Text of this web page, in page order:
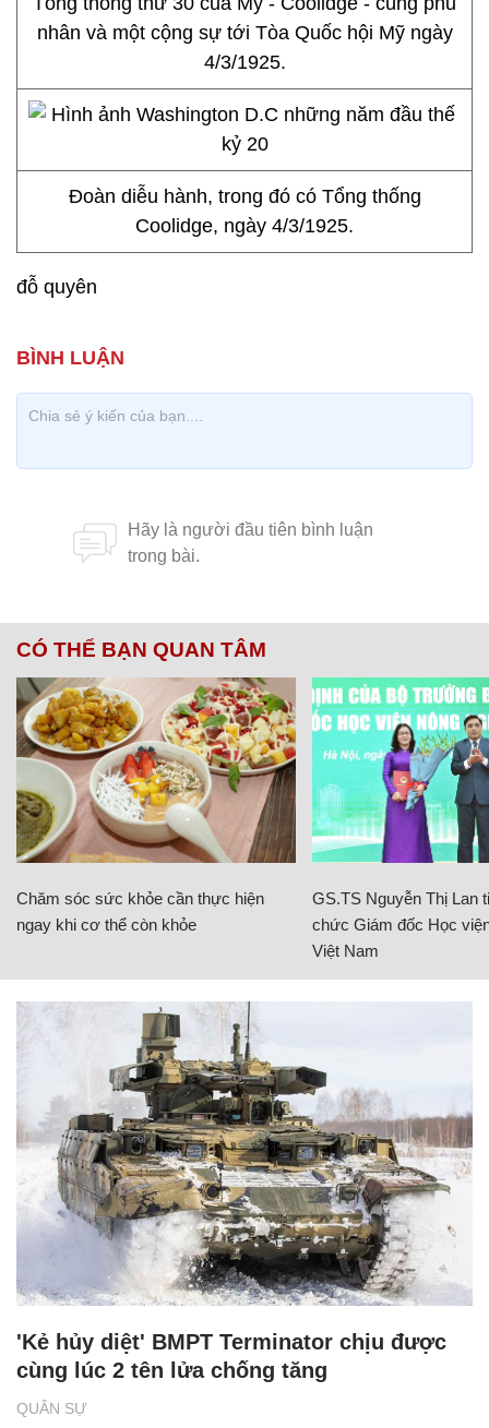
nhân và một cộng sự tới Tòa Quốc hội Mỹ ngày
4/3/1925.
Đoàn diễu hành, trong đó có Tổng thống
Coolidge, ngày 4/3/1925.
đỗ quyên
CÓ THỂ BẠN QUAN TÂM
Chăm sóc sức khỏe cần thực hiện
ngay khi cơ thể còn khỏe
GS.TS Nguyễn Thị Lan
chức Giám đốc Học
Việt Nam
QUÂN SỰ
'Kẻ hủy diệt' BMPT Terminator chịu được
cùng lúc 2 tên lửa chống tăng